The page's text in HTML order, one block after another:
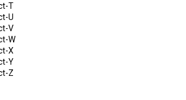
T
U
V
W
X
Y
Z